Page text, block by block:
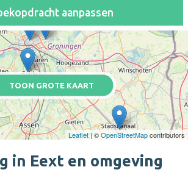
aanpassen
TOON GROTE KAART
Leaflet | ©OpenStreetMapcontributors
in Eext en omgeving